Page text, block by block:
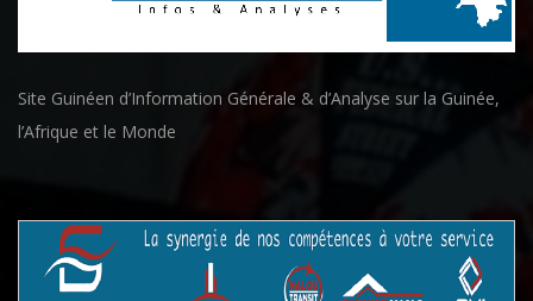
Site Guinéen d’Information Générale & d’Analyse sur la Guinée,
l’Afrique et le Monde